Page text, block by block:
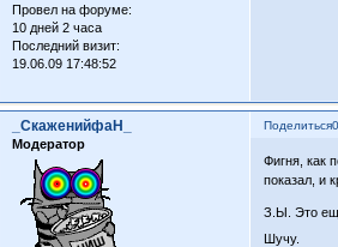
Провел на форуме:
10 дней 2 часа
Последний визит:
19.06.09 17:48:52
Поделиться
_СкаженийфаН_
Модератор
Фигня, как
показал, и
З.Ы. Это
Шучу.